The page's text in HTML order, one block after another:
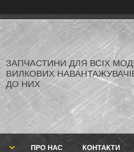
ЗАПЧАСТИНИ ДЛЯ ВСІХ
ВИЛКОВИХ
ДО НИХ
ПРО НАС КОНТАКТИ